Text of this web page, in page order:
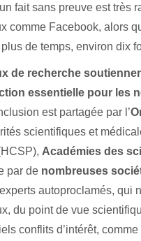
fait sans preuve est très
comme Facebook, alors
de temps, environ dix
de recherche
essentielle pour les
est partagée par l’
scientifiques et
Académies des
par de nombreuses
autoproclamés, qui
du point de vue
conflits d’intérêt, comme